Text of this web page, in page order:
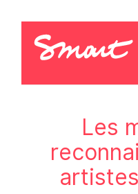
Les